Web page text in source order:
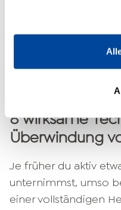
Angstsituation
Sprechzimmer des
müssen. Ob VR
der Zukunft
näher
8 wirksame
Überwindung
Je früher du aktiv
unternimmst, umso
einer vollständigen